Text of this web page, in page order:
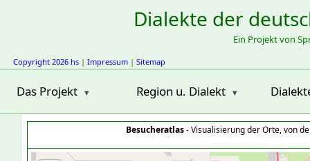
Dialekte der
Ein Projekt von
Copyright 2026 hs | Impressum | Sitemap
Das Projekt Region u. Dialekt
Besucheratlas- Visualisierung der Orte, von